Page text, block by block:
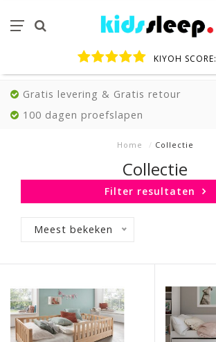
KIYOH SCORE:
Gratis levering & Gratis retour
100 dagen proefslapen
Home / Collectie
Collectie
Filter resultaten
Meest bekeken